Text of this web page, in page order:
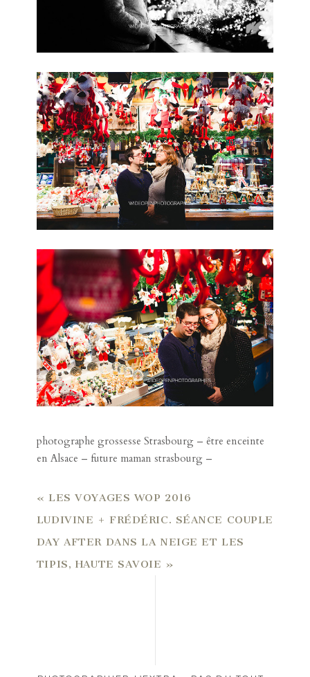
photographe grossesse Strasbourg – être enceinte
en Alsace – future maman strasbourg –
« LES VOYAGES WOP 2016
LUDIVINE + FRÉDÉRIC. SÉANCE COUPLE
DAY AFTER DANS LA NEIGE ET LES
TIPIS, HAUTE SAVOIE »